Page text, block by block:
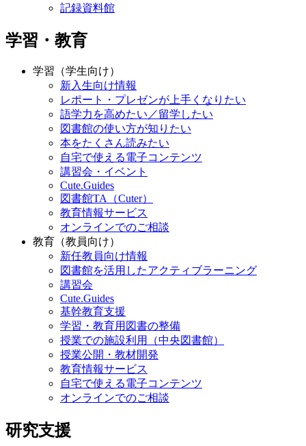
記録資料館
学習・教育
学習（学生向け）
新入生向け情報
レポート・プレゼンが上手くなりたい
語学力を高めたい／留学したい
図書館の使い方が知りたい
本をたくさん読みたい
自宅で使える電子コンテンツ
講習会・イベント
Cute.Guides
図書館TA（Cuter）
教育情報サービス
オンラインでのご相談
教育（教員向け）
新任教員向け情報
図書館を活用したアクティブラーニング
講習会
Cute.Guides
基幹教育支援
学習・教育用図書の整備
授業での施設利用（中央図書館）
授業公開・教材開発
教育情報サービス
自宅で使える電子コンテンツ
オンラインでのご相談
研究支援